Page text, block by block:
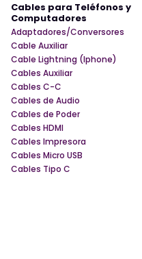
Cables para Teléfonos y
Computadores
Adaptadores/Conversores
Cable Auxiliar
Cable Lightning (Iphone)
Cables Auxiliar
Cables C-C
Cables de Audio
Cables de Poder
Cables HDMI
Cables Impresora
Cables Micro USB
Cables Tipo C